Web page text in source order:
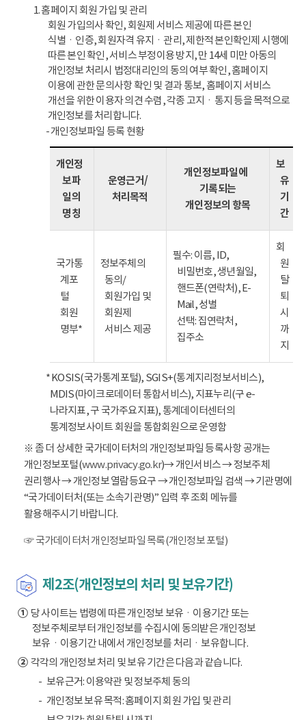
1. 홈페이지 회원 가입 및 관리
회원 가입의사 확인, 회원제 서비스 제공에 따른 본인
식별ㆍ인증, 회원자격 유지ㆍ관리, 제한적 본인확인제 시행에
따른 본인 확인, 서비스 부정이용 방지, 만 14세 미만 아동의
개인정보 처리시 법정대리인의 동의 여부 확인, 홈페이지
이용에 관한 문의사항 확인 및 결과 통보, 홈페이지 서비스
개선을 위한 이용자 의견 수렴, 각종 고지ㆍ통지 등을 목적으로
개인정보를 처리합니다.
- 개인정보파일 등록 현황
개인정
보파
일의
명칭
운영근거/
처리목적
개인정보파일에
기록되는
개인정보의 항목
보
유
기
간
국가통
계포
털
회원
명부*
정보주체의
동의/
회원가입 및
회원제
서비스 제공
필수: 이름, ID,
비밀번호, 생년월일,
핸드폰(연락처), E-
Mail, 성별
선택: 집연락처,
집주소
회
원
탈
퇴
시
까
지
* KOSIS(국가통계포털), SGIS+(통계지리정보서비스),
MDIS(마이크로데이터 통합서비스), 지표누리(구 e-
나라지표, 구 국가주요지표), 통계데이터센터의
통계정보사이트 회원을 통합회원으로 운영함
※ 좀 더 상세한 국가데이터처의 개인정보파일 등록사항 공개는
개인정보포털(www.privacy.go.kr)→ 개인서비스 → 정보주체
권리행사 → 개인정보 열람등요구 → 개인정보파일 검색 → 기관명에
“국가데이터처(또는 소속기관명)” 입력 후 조회 메뉴를
활용해주시기 바랍니다.
☞ 국가데이터처 개인정보파일 목록(개인정보 포털)
제2조(개인정보의 처리 및 보유기간)
①당 사이트는 법령에 따른 개인정보 보유ㆍ이용기간 또는
정보주체로부터 개인정보를 수집시에 동의받은 개인정보
보유ㆍ이용기간 내에서 개인정보를 처리ㆍ보유합니다.
②각각의 개인정보 처리 및 보유 기간은 다음과 같습니다.
보유근거: 이용약관 및 정보주체 동의
개인정보 보유 목적: 홈페이지 회원 가입 및 관리